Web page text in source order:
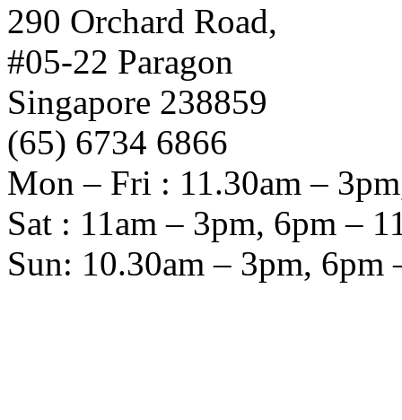
290 Orchard Road,
#05-22 Paragon
Singapore 238859
(65) 6734 6866
Mon – Fri : 11.30am –
Sat : 11am – 3pm, 6pm –
Sun: 10.30am – 3pm, 6pm